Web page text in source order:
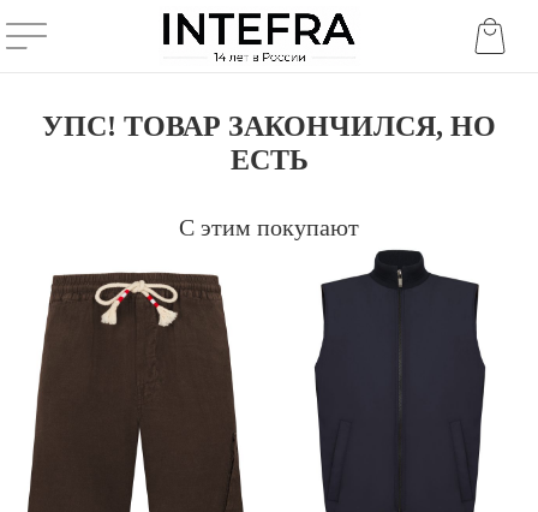
УПС! ТОВАР ЗАКОНЧИЛСЯ, НО
ЕСТЬ
С этим покупают